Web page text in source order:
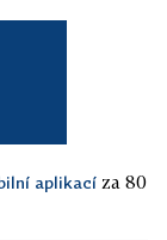
aplikací za 80